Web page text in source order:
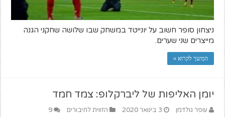
ניצחון סופר חשוב על יונייטד במשחק שבו שלושה שחקני הגנה
מייצרים שני שערים.
המשך לקרוא »
יומן האליפות של ליברקלופ: צמד חמד
עופר גולדמן 3 בינואר 2020 הזווית לחיבורים 9